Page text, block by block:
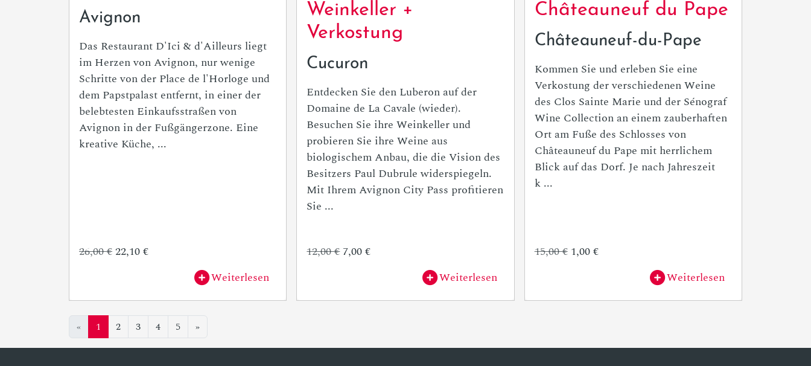
Avignon
Das Restaurant D'Ici & d'Ailleurs liegt
im Herzen von Avignon, nur wenige
Schritte von der Place de l'Horloge und
dem Papstpalast entfernt, in einer der
belebtesten Einkaufsstraßen von
Avignon in der Fußgängerzone. Eine
kreative Küche, ...
26,00 €22,10 €
Weiterlesen
Weinkeller +
Verkostung
Cucuron
Entdecken Sie den Luberon auf der
Domaine de La Cavale (wieder).
Besuchen Sie ihre Weinkeller und
probieren Sie ihre Weine aus
biologischem Anbau, die die Vision des
Besitzers Paul Dubrule widerspiegeln.
Mit Ihrem Avignon City Pass profitieren
Sie ...
12,00 € 7,00 €
Weiterlesen
Châteauneuf du Pape
Châteauneuf-du-Pape
Kommen Sie und erleben Sie eine
Verkostung der verschiedenen Weine
des Clos Sainte Marie und der Sénograf
Wine Collection an einem zauberhaften
Ort am Fuße des Schlosses von
Châteauneuf du Pape mit herrlichem
Blick auf das Dorf. Je nach Jahreszeit
k ...
15,00 € 1,00 €
Weiterlesen
« 1 2 3 4 5 »